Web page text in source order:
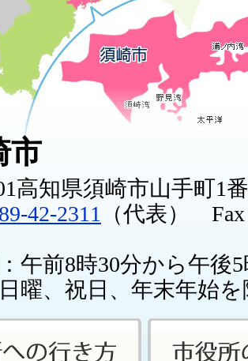
市
高知県須崎市山手町1
42-2311
（代表） Fax
午前8時30分から午後
日曜、祝日、年末年始